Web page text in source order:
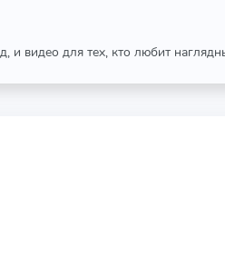
и видео для тех, кто любит